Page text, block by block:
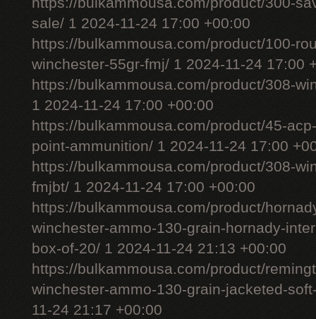
sale/ 1 2024-11-24 17:00 +00:00
https://bulkammousa.com/product/100-
winchester-55gr-fmj/ 1 2024-11-24 17:00
https://bulkammousa.com/product/308-
1 2024-11-24 17:00 +00:00
https://bulkammousa.com/product/45-
point-ammunition/ 1 2024-11-24 17:00
https://bulkammousa.com/product/308-
fmjbt/ 1 2024-11-24 17:00 +00:00
https://bulkammousa.com/product/
winchester-ammo-130-grain-hornady-
box-of-20/ 1 2024-11-24 21:13 +00:00
https://bulkammousa.com/product/
winchester-ammo-130-grain-jacketed-
11-24 21:17 +00:00